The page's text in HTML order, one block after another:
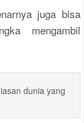
juga bisa
mengambil
dunia yang